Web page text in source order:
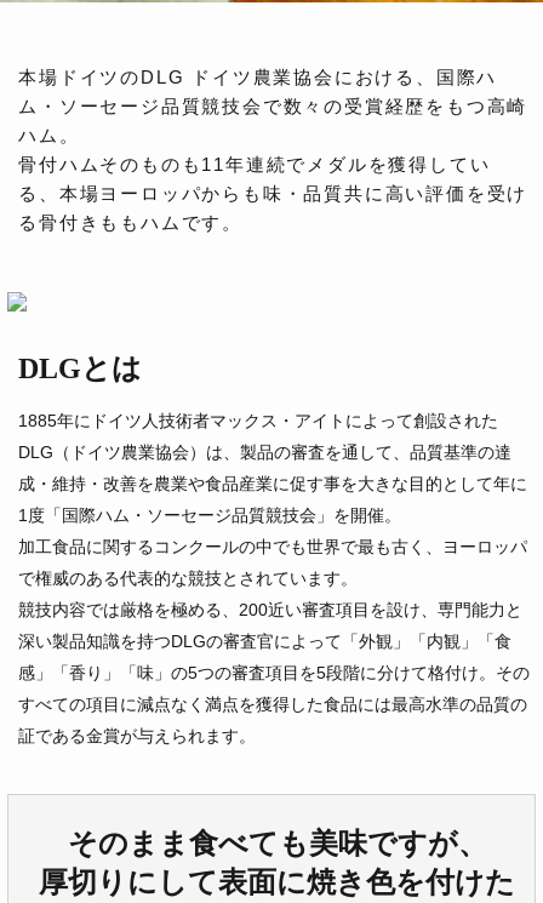
本場ドイツのDLG ドイツ農業協会における、国際ハ
ム・ソーセージ品質競技会で数々の受賞経歴をもつ高崎
ハム。
骨付ハムそのものも11年連続でメダルを獲得してい
る、本場ヨーロッパからも味・品質共に高い評価を受け
る骨付きももハムです。
DLGとは
1885年にドイツ人技術者マックス・アイトによって創設された
DLG（ドイツ農業協会）は、製品の審査を通して、品質基準の達
成・維持・改善を農業や食品産業に促す事を大きな目的として年に
1度「国際ハム・ソーセージ品質競技会」を開催。
加工食品に関するコンクールの中でも世界で最も古く、ヨーロッパ
で権威のある代表的な競技とされています。
競技内容では厳格を極める、200近い審査項目を設け、専門能力と
深い製品知識を持つDLGの審査官によって「外観」「内観」「食
感」「香り」「味」の5つの審査項目を5段階に分けて格付け。その
すべての項目に減点なく満点を獲得した食品には最高水準の品質の
証である金賞が与えられます。
そのまま食べても美味ですが、
厚切りにして表面に焼き色を付けた